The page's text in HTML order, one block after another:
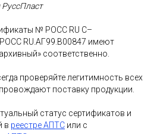
№ РОСС RU С–
RU.АГ99.В00847 имеют
соответственно.
проверяйте легитимность всех
поставку продукции.
статус сертификатов и
в реестре АПТС или с